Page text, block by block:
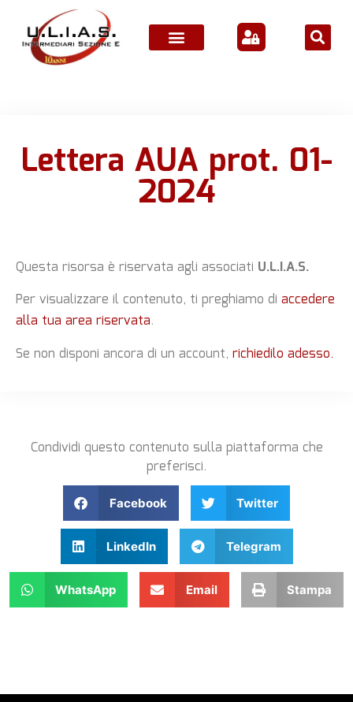
Lettera AUA prot. 01-
2024
Questa risorsa è riservata agli associati U.L.I.A.S.
Per visualizzare il contenuto, ti preghiamo di accedere
alla tua area riservata.
Se non disponi ancora di un account, richiedilo adesso.
Condividi questo contenuto sulla piattaforma che
preferisci.
Facebook Twitter
LinkedIn Telegram
WhatsApp Email Stampa